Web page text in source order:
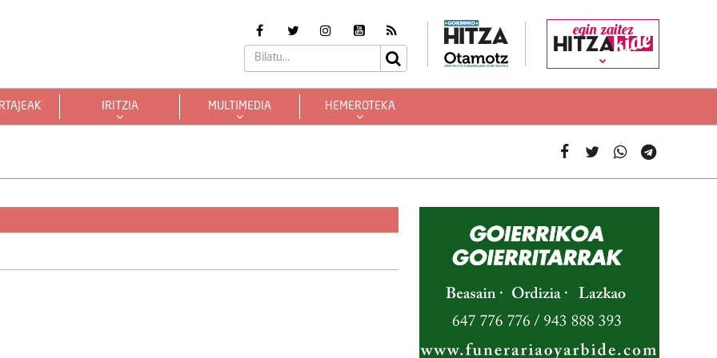
egin zaitez
IRITZIA MULTIMEDIA HEMEROTEKA